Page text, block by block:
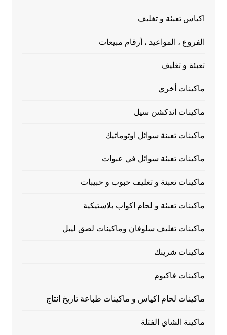
اكياس تعبئة و تغليف
الفروع ، المواعيد ، أرقام مبيعات
تعبئة و تغليف
ماكينات أخري
ماكينات اندكشن سيل
ماكينات تعبئة سوائل اوتوماتيك
ماكينات تعبئة سوائل في عبوات
ماكينات تعبئة و تغليف حبوب و حبيبات
ماكينات تعبئة و لحام اكواب بلاستيكية
ماكينات تغليف سلوفان وماكينات لصق ليبل
ماكينات شرينك
ماكينات فاكيوم
ماكينات لحام اكياس و ماكينات طباعة تاريخ انتاج
ماكينة الشاي الفتلة